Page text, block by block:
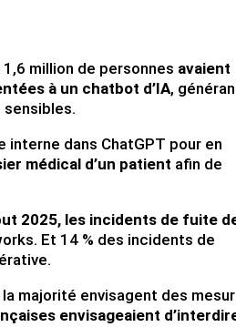
1,6 million de personnes avaient
à un chatbot d’IA,
dans ChatGPT pour en
médical d’un patient afin de
2025, les incidents de fuite
Et 14 % des incidents de
majorité envisagent des
envisageaient